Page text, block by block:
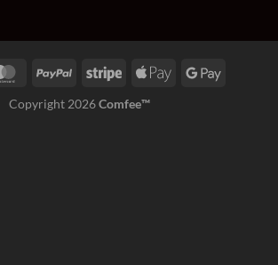
Copyright 2026Comfee™️